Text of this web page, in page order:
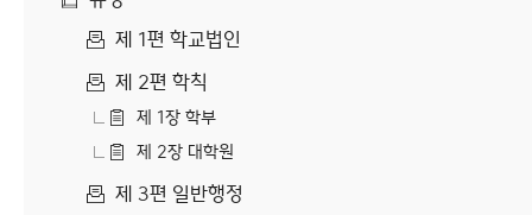
제 1편 학교법인
제 2편 학칙
제 1장 학부
제 2장 대학원
제 3편 일반행정